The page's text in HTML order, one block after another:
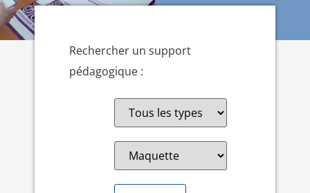
Rechercher un support
pédagogique :